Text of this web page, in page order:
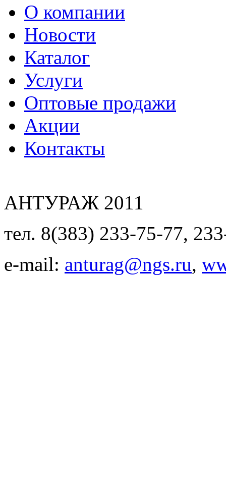
О компании
Новости
Каталог
Услуги
Оптовые продажи
Акции
Контакты
АНТУРАЖ 2011
тел. 8(383) 233-75-77,
e-mail: anturag@ngs.ru,